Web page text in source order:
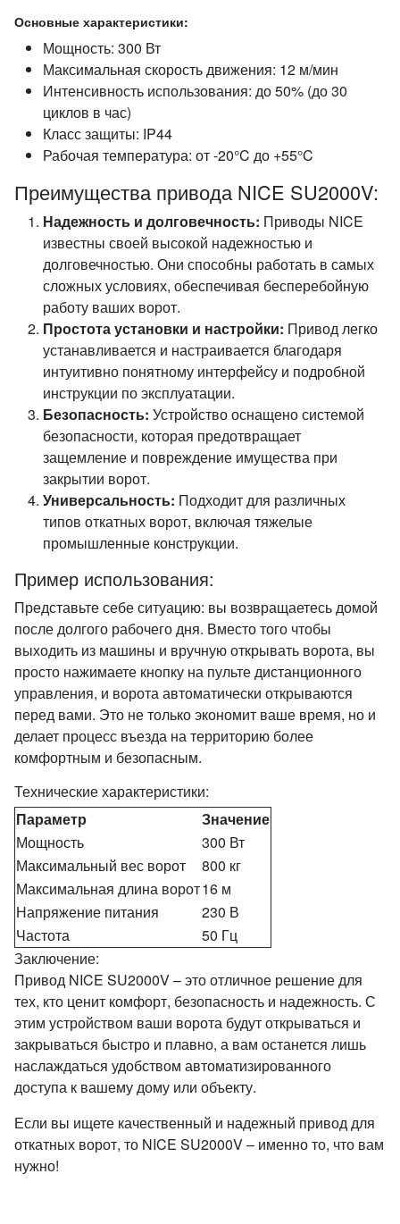
Основные характеристики:
Мощность: 300 Вт
Максимальная скорость движения: 12 м/мин
Интенсивность использования: до 50% (до 30
циклов в час)
Класс защиты: IP44
Рабочая температура: от -20°C до +55°C
Преимущества привода NICE SU2000V:
Надежность и долговечность: Приводы NICE
известны своей высокой надежностью и
долговечностью. Они способны работать в самых
сложных условиях, обеспечивая бесперебойную
работу ваших ворот.
Простота установки и настройки: Привод легко
устанавливается и настраивается благодаря
интуитивно понятному интерфейсу и подробной
инструкции по эксплуатации.
Безопасность: Устройство оснащено системой
безопасности, которая предотвращает
защемление и повреждение имущества при
закрытии ворот.
Универсальность: Подходит для различных
типов откатных ворот, включая тяжелые
промышленные конструкции.
Пример использования:
Представьте себе ситуацию: вы возвращаетесь домой
после долгого рабочего дня. Вместо того чтобы
выходить из машины и вручную открывать ворота, вы
просто нажимаете кнопку на пульте дистанционного
управления, и ворота автоматически открываются
перед вами. Это не только экономит ваше время, но и
делает процесс въезда на территорию более
комфортным и безопасным.
Технические характеристики:
Параметр
Значение
Мощность
300 Вт
Максимальный вес ворот
800 кг
Максимальная длина ворот16 м
Напряжение питания
230 В
Частота
50 Гц
Заключение:
Привод NICE SU2000V – это отличное решение для
тех, кто ценит комфорт, безопасность и надежность. С
этим устройством ваши ворота будут открываться и
закрываться быстро и плавно, а вам останется лишь
наслаждаться удобством автоматизированного
доступа к вашему дому или объекту.
Если вы ищете качественный и надежный привод для
откатных ворот, то NICE SU2000V – именно то, что вам
нужно!